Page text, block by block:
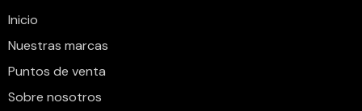
Inicio
Nuestras marcas
Puntos de venta
Sobre nosotros